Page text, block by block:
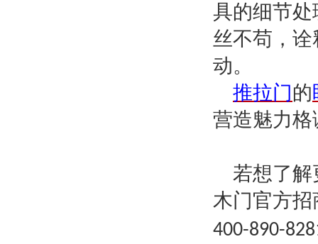
具的细节
丝不苟，
动。
推拉门的
营造魅力
若想了解
木门官方招
400-890-